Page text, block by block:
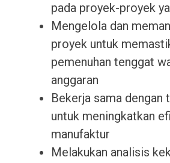
pada proyek-proyek
Mengelola dan
proyek untuk
pemenuhan tenggat
anggaran
Bekerja sama dengan
untuk meningkatkan
manufaktur
Melakukan analisis